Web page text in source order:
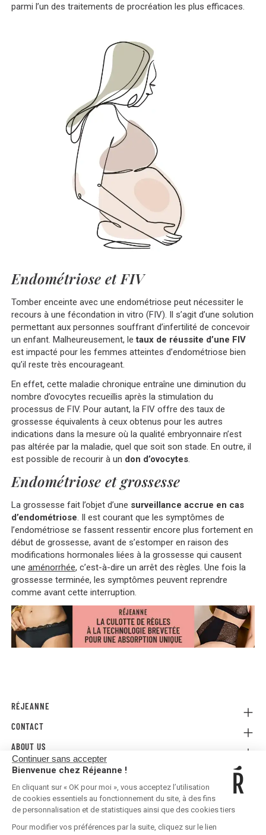
Continuer sans accepter
Bienvenue chez Réjeanne !
En cliquant sur « OK pour moi », vous acceptez l’utilisation
de cookies essentiels au fonctionnement du site, à des fins
de personnalisation et de statistiques ainsi que des cookies tiers
Pour modifier vos préférences par la suite, cliquez sur le lien
parmi l’un des traitements de procréation les plus efficaces.
Endométriose et FIV
Tomber enceinte avec une endométriose peut nécessiter le
recours à une fécondation in vitro (FIV). Il s’agit d’une solution
permettant aux personnes souffrant d’infertilité de concevoir
un enfant. Malheureusement, le taux de réussite d’une FIV
est impacté pour les femmes atteintes d’endométriose bien
qu’il reste très encourageant.
En effet, cette maladie chronique entraîne une diminution du
nombre d’ovocytes recueillis après la stimulation du
processus de FIV. Pour autant, la FIV offre des taux de
grossesse équivalents à ceux obtenus pour les autres
indications dans la mesure où la qualité embryonnaire n’est
pas altérée par la maladie, quel que soit son stade. En outre, il
est possible de recourir à un don d’ovocytes.
Endométriose et grossesse
La grossesse fait l’objet d’une surveillance accrue en cas
d’endométriose. Il est courant que les symptômes de
l’endométriose se fassent ressentir encore plus fortement en
début de grossesse, avant de s’estomper en raison des
modifications hormonales liées à la grossesse qui causent
une aménorrhée, c’est-à-dire un arrêt des règles. Une fois la
grossesse terminée, les symptômes peuvent reprendre
comme avant cette interruption.
RÉJEANNE
Referral
FAQ
E-gift card
CONTACT
Contact us
Press
ABOUT US
Legal Conditions & Terms and Conditions
Shipping & Returns